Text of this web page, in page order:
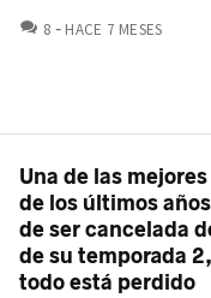
8 COMENTARIOS
HACE 7 MESES
Una de las
de los últimos
de ser cancelada
de su temporada
todo está perdido